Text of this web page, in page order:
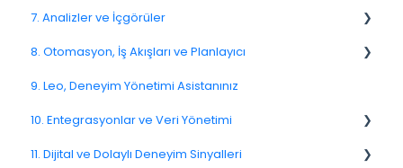
4.4. Bağlantı ve QR Kod Anketleri
4.5. Web Açılır Pencereleri
4.8. WhatsApp Anketleri
4.9. Kiosk / Çevrimdışı Geri Bildirim
4.10. CATI / IVR / Arama Bazlı Geri Bildirim
Geri Bildirim
Müşteri Yanıtlama
Geri Bildirimlerle İlgili Sorular
Atama
5.4. Geri Bildirim Atama
NPS
CSAT
Raporlama 2025
6.3. Dashboard Kurulumu ve Yönetimi
7. Analizler ve İçgörüler
7.6. Etken Analizi
8. Otomasyon, İş Akışları ve Planlayıcı
8.2. Kurallar ve Eskalasyonlar
8.5. İş Akışı Aksiyonları
9. Leo, Deneyim Yönetimi Asistanınız
10. Entegrasyonlar ve Veri Yönetimi
10.10. Veri Modeli ve Meta Veriler
11. Dijital ve Dolaylı Deneyim Sinyalleri